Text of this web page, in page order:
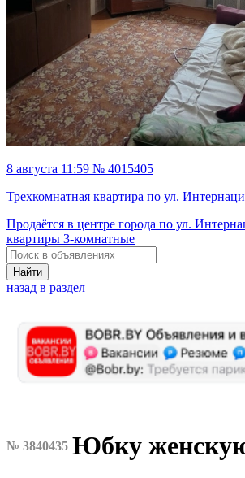
8 августа 11:59 № 4015405
Трехкомнатная квартира по ул.
Продаётся в центре города по ул.
квартиры 3-комнатные
Найти
назад в раздел
№ 3840435 Юбку